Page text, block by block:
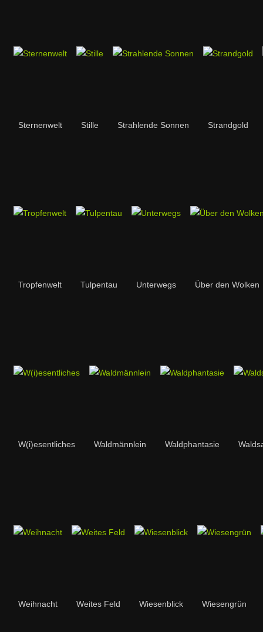
Sternenwelt Stille Strahlende Sonnen Strandgold
Tropfenwelt Tulpentau Unterwegs Über den Wolken
W(i)esentliches Waldmännlein Waldphantasie
Weihnacht Weites Feld Wiesenblick Wiesengrün